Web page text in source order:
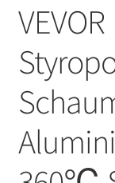
VEVOR